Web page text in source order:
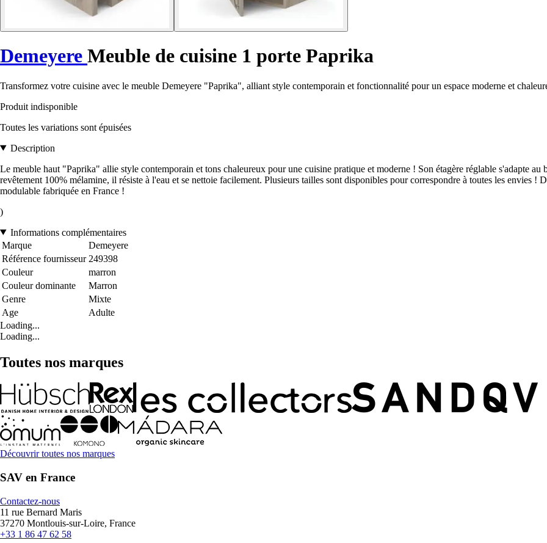
Demeyere Meuble de cuisine 1 porte Paprika
Transformez votre cuisine avec le meuble Demeyere "Paprika", alliant style contemporain et fonctionnalité pour un espace moderne et
Produit indisponible
Toutes les variations sont épuisées
Description
Le meuble haut "Paprika" allie style contemporain et tons chaleureux pour une cuisine pratique et moderne ! Son étagère réglable s'adapte
revêtement 100% mélamine, il résiste à l'eau et se nettoie facilement. Plusieurs tailles sont disponibles pour correspondre à toutes les envies
modulable fabriquée en France !
)
Informations complémentaires
Marque
Demeyere
Référence fournisseur 249398
Couleur
marron
Couleur dominante
Marron
Genre
Mixte
Age
Adulte
Loading...
Loading...
Toutes nos marques
Découvrir toutes nos marques
SAV en France
Contactez-nous
11 rue Bernard Maris
37270 Montlouis-sur-Loire, France
+33 1 86 47 62 58